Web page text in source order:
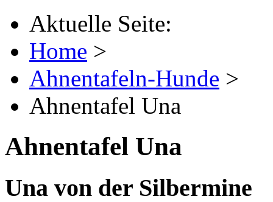
Aktuelle Seite:
Home >
Ahnentafeln-Hunde >
Ahnentafel Una
Ahnentafel Una
Una von der Silbermine